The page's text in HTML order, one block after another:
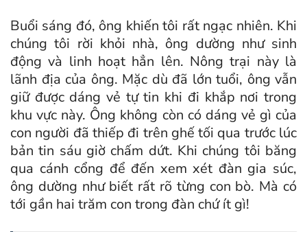
Buổi sáng đó, ông khiến tôi rất ngạc nhiên. Khi
chúng tôi rời khỏi nhà, ông dường như sinh
động và linh hoạt hẳn lên. Nông trại này là
lãnh địa của ông. Mặc dù đã lớn tuổi, ông vẫn
giữ được dáng vẻ tự tin khi đi khắp nơi trong
khu vực này. Ông không còn có dáng vẻ gì của
con người đã thiếp đi trên ghế tối qua trước lúc
bản tin sáu giờ chấm dứt. Khi chúng tôi băng
qua cánh cổng để đến xem xét đàn gia súc,
ông dường như biết rất rõ từng con bò. Mà có
tới gần hai trăm con trong đàn chứ ít gì!